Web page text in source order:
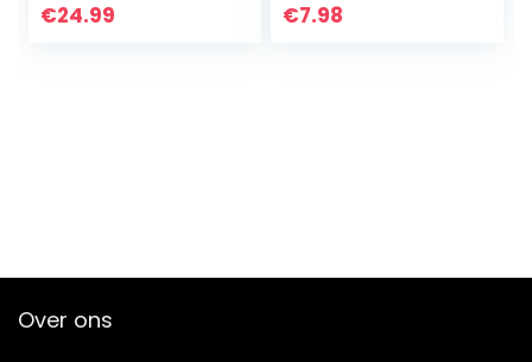
€24.99 €7.98
Over ons